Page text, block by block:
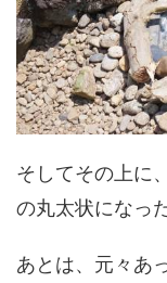
そしてその上に
の丸太状になっ
あとは、元々あ